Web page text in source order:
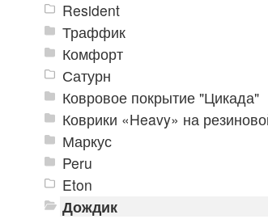
Resident
Траффик
Комфорт
Сатурн
Ковровое покрытие "Цикада"
Коврики «Heavy» на
Маркус
Peru
Eton
Дождик